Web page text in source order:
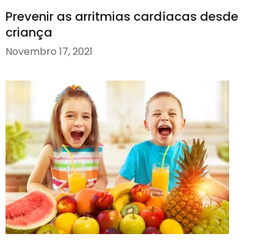
Prevenir as arritmias cardíacas desde
criança
Novembro 17, 2021